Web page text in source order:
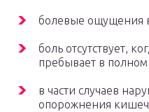
болевые ощущения
боль отсутствует,
пребывает в
в части случаев
опорожнения